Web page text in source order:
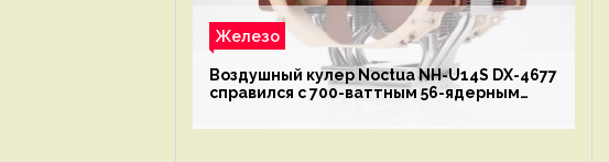
Железо
Воздушный кулер Noctua NH-U14S DX-4677
справился с 700-ваттным 56-ядерным